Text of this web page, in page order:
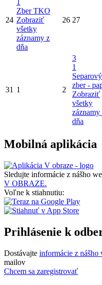
24
Zber TKO
Zobraziť
všetky
záznamy z
dňa
26 27
31 1 2
3
1
Separový
zber -
Zobraziť
všetky
záznamy
dňa
Mobilná aplikácia
Sledujte informácie z nášho
V OBRAZE.
Voľne k stiahnutiu:
Prihlásenie k
Dostávajte informácie z nášho
mailov
Chcem sa zaregistrovať